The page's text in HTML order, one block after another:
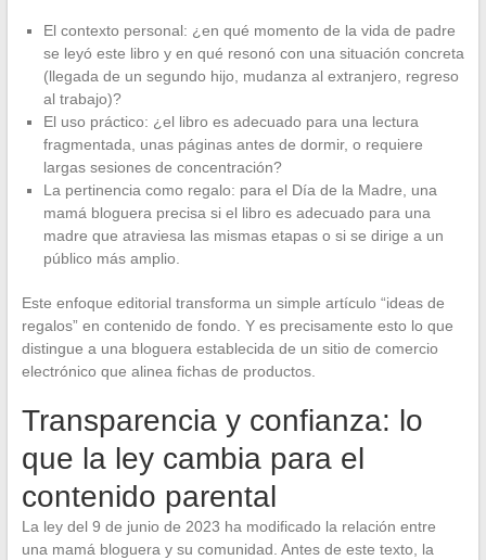
El contexto personal: ¿en qué momento de la vida de padre
se leyó este libro y en qué resonó con una situación concreta
(llegada de un segundo hijo, mudanza al extranjero, regreso
al trabajo)?
El uso práctico: ¿el libro es adecuado para una lectura
fragmentada, unas páginas antes de dormir, o requiere
largas sesiones de concentración?
La pertinencia como regalo: para el Día de la Madre, una
mamá bloguera precisa si el libro es adecuado para una
madre que atraviesa las mismas etapas o si se dirige a un
público más amplio.
Este enfoque editorial transforma un simple artículo “ideas de
regalos” en contenido de fondo. Y es precisamente esto lo que
distingue a una bloguera establecida de un sitio de comercio
electrónico que alinea fichas de productos.
Transparencia y confianza: lo
que la ley cambia para el
contenido parental
La ley del 9 de junio de 2023 ha modificado la relación entre
una mamá bloguera y su comunidad. Antes de este texto, la